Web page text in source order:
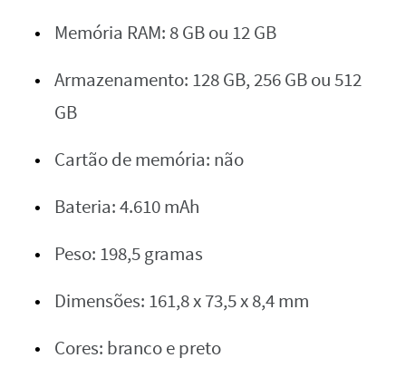
Memória RAM: 8 GB ou 12 GB
Armazenamento: 128 GB, 256 GB ou 512
GB
Cartão de memória: não
Bateria: 4.610 mAh
Peso: 198,5 gramas
Dimensões: 161,8 x 73,5 x 8,4 mm
Cores: branco e preto